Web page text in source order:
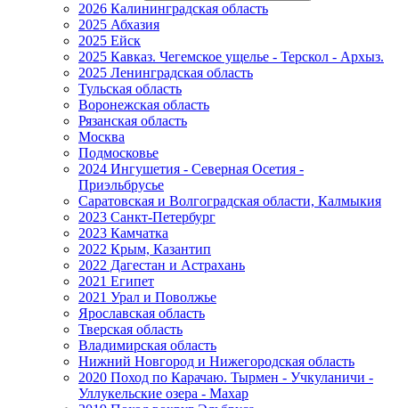
2026 Калининградская область
2025 Абхазия
2025 Ейск
2025 Кавказ. Чегемское ущелье - Терскол - Архыз.
2025 Ленинградская область
Тульская область
Воронежская область
Рязанская область
Москва
Подмосковье
2024 Ингушетия - Северная Осетия -
Приэльбрусье
Саратовская и Волгоградская области, Калмыкия
2023 Санкт-Петербург
2023 Камчатка
2022 Крым, Казантип
2022 Дагестан и Астрахань
2021 Египет
2021 Урал и Поволжье
Ярославская область
Тверская область
Владимирская область
Нижний Новгород и Нижегородская область
2020 Поход по Карачаю. Тырмен - Учкуланичи -
Уллукельские озера - Махар